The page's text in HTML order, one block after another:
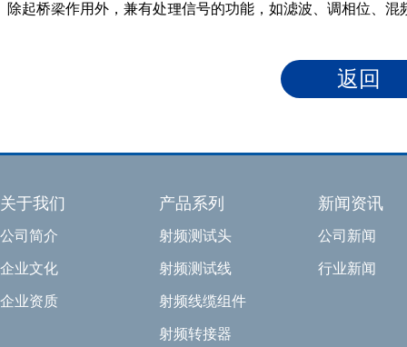
除起桥梁作用外，兼有处理信号的功能，如滤波、调相位、混
关于我们
公司简介
企业文化
企业资质
产品系列
射频测试头
射频测试线
射频线缆组件
射频转接器
新闻资讯
公司新闻
行业新闻